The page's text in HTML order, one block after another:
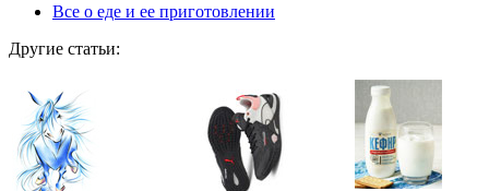
Все о еде и ее приготовлении
Другие статьи: